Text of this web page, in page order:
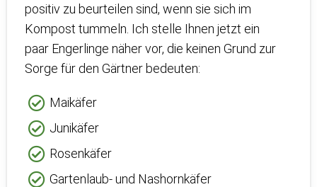
positiv zu beurteilen sind, wenn sie sich im
Kompost tummeln. Ich stelle Ihnen jetzt ein
paar Engerlinge näher vor, die keinen Grund zur
Sorge für den Gärtner bedeuten:
Maikäfer
Junikäfer
Rosenkäfer
Gartenlaub- und Nashornkäfer